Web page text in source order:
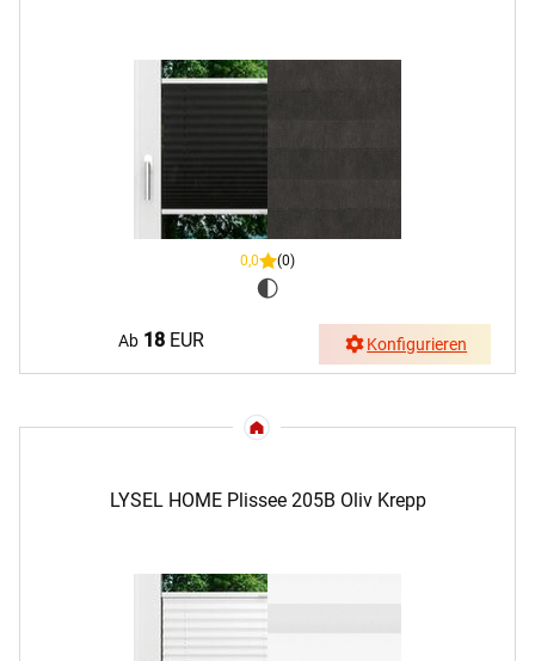
0,0 (0)
Ab 18 EUR Konfigurieren
LYSEL HOME Plissee 205B Oliv Krepp